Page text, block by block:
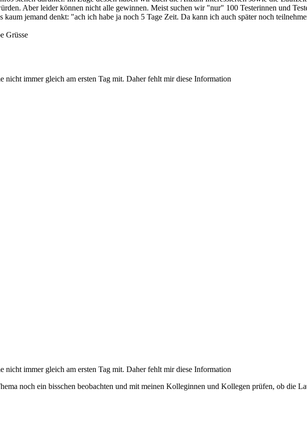
Aber leider können nicht alle gewinnen. Meist suchen wir "nur" 100 Testerinnen und
kaum jemand denkt: "ach ich habe ja noch 5 Tage Zeit. Da kann ich auch später noch
Grüsse
nicht immer gleich am ersten Tag mit. Daher fehlt mir diese Information
nicht immer gleich am ersten Tag mit. Daher fehlt mir diese Information
noch ein bisschen beobachten und mit meinen Kolleginnen und Kollegen prüfen, ob die